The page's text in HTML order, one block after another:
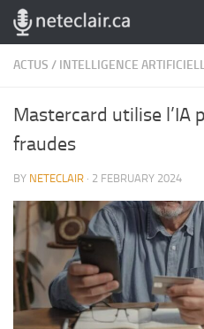
Skip to content
ACTUS / INTELLIGENCE
Mastercard utilise l’IA
fraudes
BY NETECLAIR · 2 FEBRUARY 2024